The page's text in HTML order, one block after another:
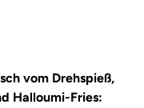
vom Drehspieß,
Halloumi-Fries: